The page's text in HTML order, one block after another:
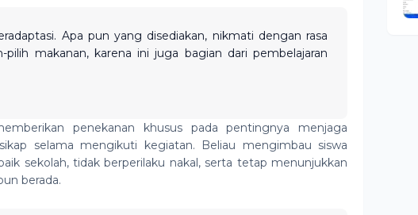
Apa pun yang disediakan, nikmati dengan rasa
pilih makanan, karena ini juga bagian dari pembelajaran
penekanan khusus pada pentingnya menjaga
selama mengikuti kegiatan. Beliau mengimbau siswa
sekolah, tidak berperilaku nakal, serta tetap menunjukkan
berada.